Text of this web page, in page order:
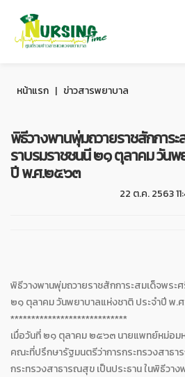
หน้าแรก | ข่าวสารพยาบาล
พิธีวางพานพุ่มถวายราชสักการ
ราบรมราชชนนี ๒๑ ตุลาคม วันพ
ปี พ.ศ.๒๕๖๓
22 ต.ค. 2563
พิธีวางพานพุ่มถวายราชสักการะสมเด็จพระ
๒๑ ตุลาคม วันพยาบาลแห่งชาติ ประจำปี พ
****************************
เมื่อวันที่ ๒๑ ตุลาคม ๒๕๖๓ นายแพทย์หม่อม
คณะที่ปรึกษารัฐมนตรีว่าการกระทรวงสาธ
กระทรวงสาธารณสุข เป็นประธาน ในพิธีวา